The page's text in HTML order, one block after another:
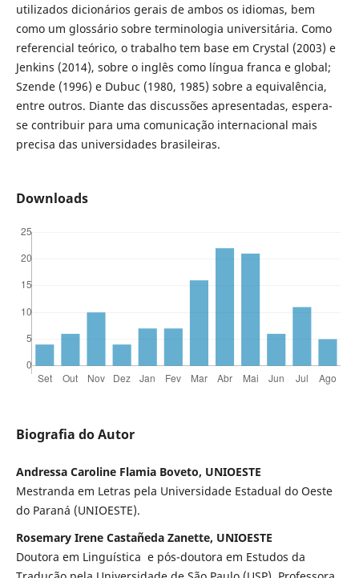
utilizados dicionários gerais de ambos os idiomas, bem
como um glossário sobre terminologia universitária. Como
referencial teórico, o trabalho tem base em Crystal (2003) e
Jenkins (2014), sobre o inglês como língua franca e global;
Szende (1996) e Dubuc (1980, 1985) sobre a equivalência,
entre outros. Diante das discussões apresentadas, espera-
se contribuir para uma comunicação internacional mais
precisa das universidades brasileiras.
Downloads
Biografia do Autor
Andressa Caroline Flamia Boveto, UNIOESTE
Mestranda em Letras pela Universidade Estadual do Oeste
do Paraná (UNIOESTE).
Rosemary Irene Castañeda Zanette, UNIOESTE
Doutora em Linguística e pós-doutora em Estudos da